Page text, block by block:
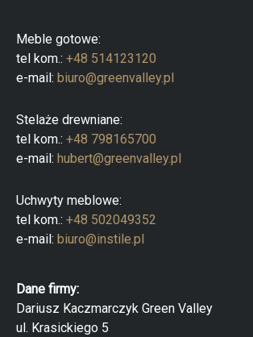
Meble gotowe:
tel kom.: +48 514123120
e-mail: biuro@greenvalley.pl
Stelaże drewniane:
tel kom.: +48 798165700
e-mail: hubert@greenvalley.pl
Uchwyty meblowe:
tel kom.: +48 502049352
e-mail: biuro@instile.pl
Dane firmy:
Dariusz Kaczmarczyk Green Valley
ul. Krasickiego 5